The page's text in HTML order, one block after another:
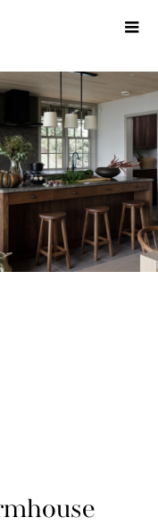
Kitchen